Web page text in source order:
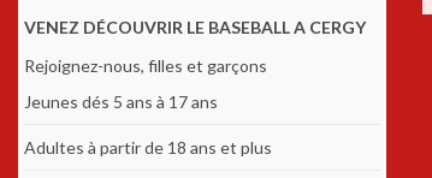
VENEZ DÉCOUVRIR LE BASEBALL A CERGY
Rejoignez-nous, filles et garçons
Jeunes dés 5 ans à 17 ans
Adultes à partir de 18 ans et plus